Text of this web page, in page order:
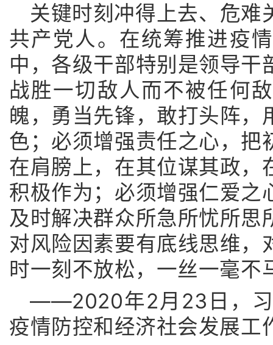
关键时刻冲得上去、危难
共产党人。在统筹推进疫
中，各级干部特别是领导
战胜一切敌人而不被任何
魄，勇当先锋，敢打头阵
色；必须增强责任之心，
在肩膀上，在其位谋其政
积极作为；必须增强仁爱
及时解决群众所急所忧所
对风险因素要有底线思维
时一刻不放松，一丝一毫
——2020年2月23日，习
疫情防控和经济社会发展工